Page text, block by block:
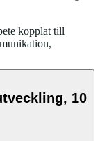
kopplat till
10